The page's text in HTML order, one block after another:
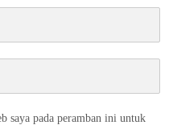
saya pada peramban ini untuk